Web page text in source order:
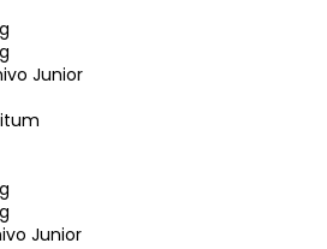
Junior
Junior